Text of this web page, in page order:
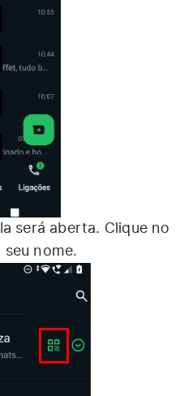
será aberta. Clique no
seu nome.